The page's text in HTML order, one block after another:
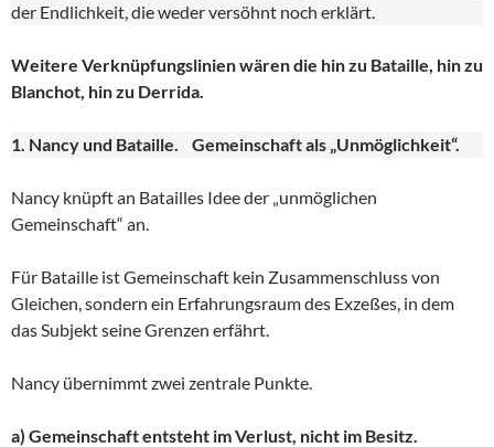
der Endlichkeit, die weder versöhnt noch erklärt.
Weitere Verknüpfungslinien wären die hin zu Bataille, hin zu
Blanchot, hin zu Derrida.
1. Nancy und Bataille. Gemeinschaft als „Unmöglichkeit“.
Nancy knüpft an Batailles Idee der „unmöglichen
Gemeinschaft“ an.
Für Bataille ist Gemeinschaft kein Zusammenschluss von
Gleichen, sondern ein Erfahrungsraum des Exzeßes, in dem
das Subjekt seine Grenzen erfährt.
Nancy übernimmt zwei zentrale Punkte.
a) Gemeinschaft entsteht im Verlust, nicht im Besitz.